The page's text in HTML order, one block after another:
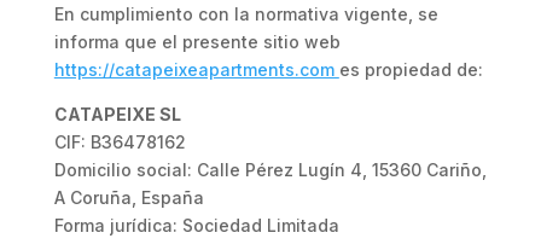
En cumplimiento con la normativa vigente, se
informa que el presente sitio web
https://catapeixeapartments.com es propiedad de:
CATAPEIXE SL
CIF: B36478162
Domicilio social: Calle Pérez Lugín 4, 15360 Cariño,
A Coruña, España
Forma jurídica: Sociedad Limitada